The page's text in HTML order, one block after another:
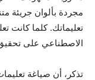
مجردة بألوان جريئة
تعليماتك. كلما كانت
الاصطناعي على
تذكر، أن صياغة